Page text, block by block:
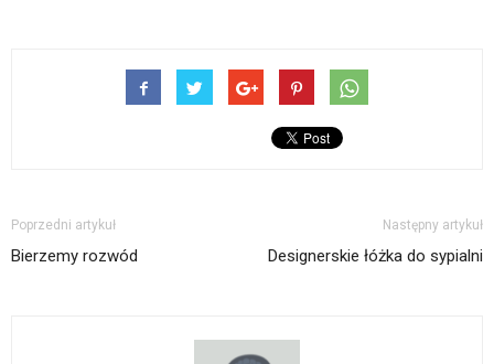
Poprzedni artykuł
Bierzemy rozwód
Następny artykuł
Designerskie łóżka do sypialni